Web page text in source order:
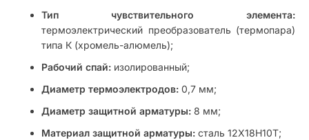
Тип чувствительного элемента:
термоэлектрический преобразователь (термопара)
типа К (хромель-алюмель);
Рабочий спай: изолированный;
Диаметр термоэлектродов: 0,7 мм;
Диаметр защитной арматуры: 8 мм;
Материал защитной арматуры: сталь 12Х18Н10Т;